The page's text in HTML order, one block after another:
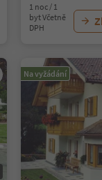
1 noc / 1
byt Včetně
DPH
Na vyžádání